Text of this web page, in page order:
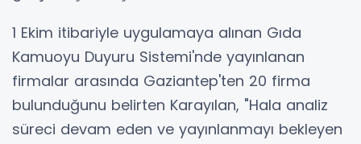
1 Ekim itibariyle uygulamaya alınan Gıda
Kamuoyu Duyuru Sistemi'nde yayınlanan
firmalar arasında Gaziantep'ten 20 firma
bulunduğunu belirten Karayılan, "Hala analiz
süreci devam eden ve yayınlanmayı bekleyen